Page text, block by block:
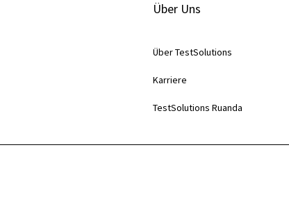
Über Uns
Über TestSolutions
Karriere
TestSolutions Ruanda